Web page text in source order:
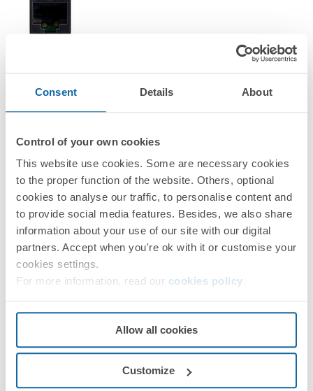
Consent Details About
Control of your own cookies
This website use cookies. Some are necessary cookies
to the proper function of the website. Others, optional
cookies to analyse our traffic, to personalise content and
to provide social media features. Besides, we also share
information about your use of our site with our digital
partners. Accept when you're ok with it or customise your
cookies settings.
For more information, read our cookies policy
Allow all cookies
Customize
Conector RJ45 AMP® de categoría 6 UTP Simon 75
PRÓXIMOS PASOS
¿Te ha surgido alguna duda?
PedirAsistencia Técnica